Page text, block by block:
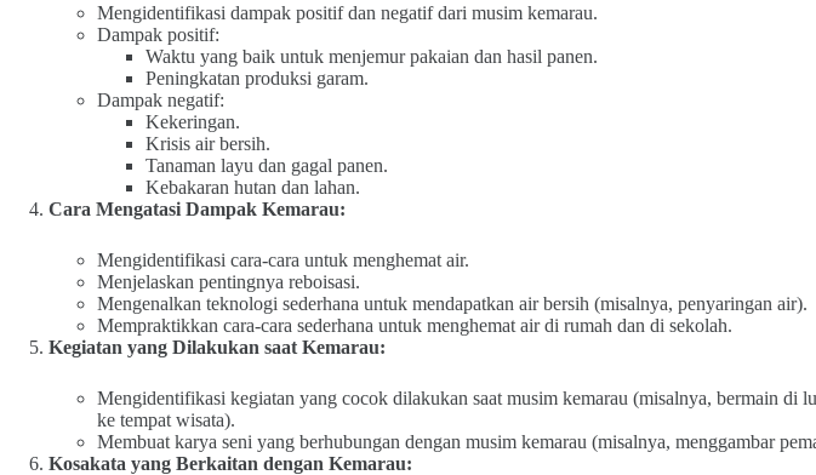
Mengidentifikasi dampak positif dan negatif dari musim kemarau.
Dampak positif:
Waktu yang baik untuk menjemur pakaian dan hasil panen.
Peningkatan produksi garam.
Dampak negatif:
Kekeringan.
Krisis air bersih.
Tanaman layu dan gagal panen.
Kebakaran hutan dan lahan.
Cara Mengatasi Dampak Kemarau:
Mengidentifikasi cara-cara untuk menghemat air.
Menjelaskan pentingnya reboisasi.
Mengenalkan teknologi sederhana untuk mendapatkan air bersih (misalnya, penyaringan air).
Mempraktikkan cara-cara sederhana untuk menghemat air di rumah dan di sekolah.
Kegiatan yang Dilakukan saat Kemarau:
Mengidentifikasi kegiatan yang cocok dilakukan saat musim kemarau (misalnya, bermain di
ke tempat wisata).
Membuat karya seni yang berhubungan dengan musim kemarau (misalnya, menggambar
Kosakata yang Berkaitan dengan Kemarau: